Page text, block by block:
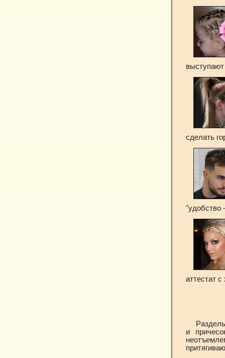
сделать
"удобство
аттестат
и